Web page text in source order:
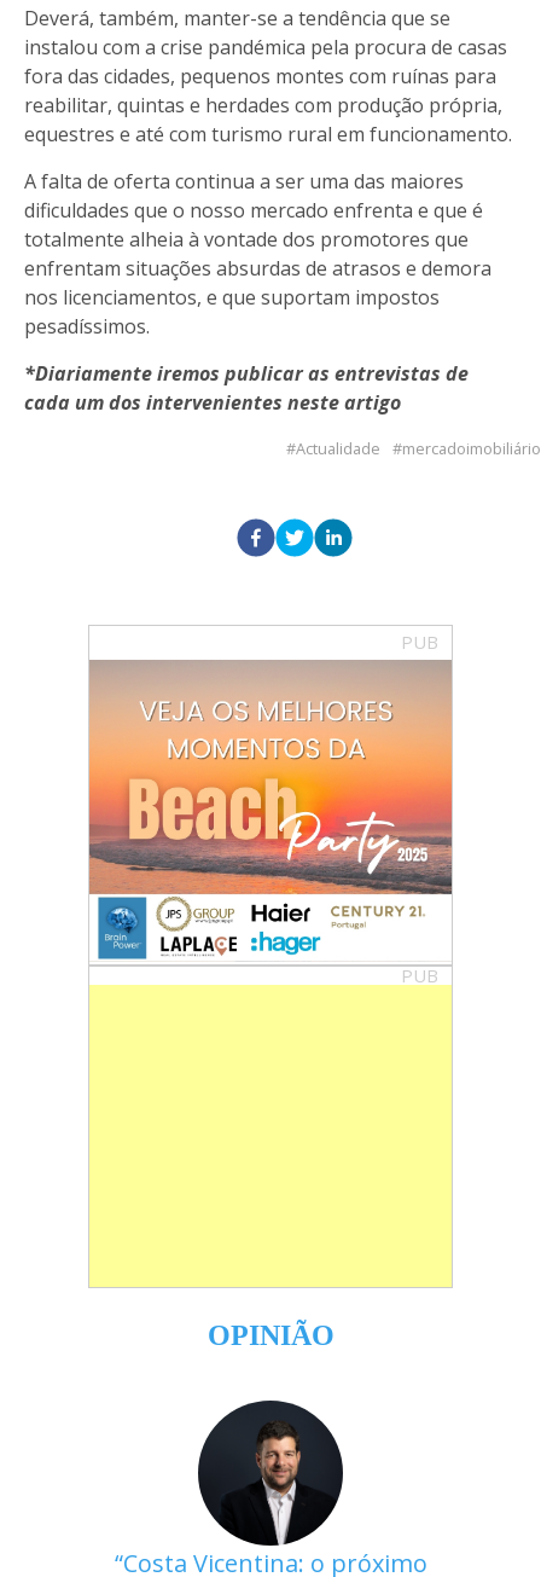
Deverá, também, manter-se a tendência que se
instalou com a crise pandémica pela procura de casas
fora das cidades, pequenos montes com ruínas para
reabilitar, quintas e herdades com produção própria,
equestres e até com turismo rural em funcionamento.
A falta de oferta continua a ser uma das maiores
dificuldades que o nosso mercado enfrenta e que é
totalmente alheia à vontade dos promotores que
enfrentam situações absurdas de atrasos e demora
nos licenciamentos, e que suportam impostos
pesadíssimos.
*Diariamente iremos publicar as entrevistas de
cada um dos intervenientes neste artigo
Actualidade mercadoimobiliário
PUB
PUB
OPINIÃO
Costa Vicentina: o próximo